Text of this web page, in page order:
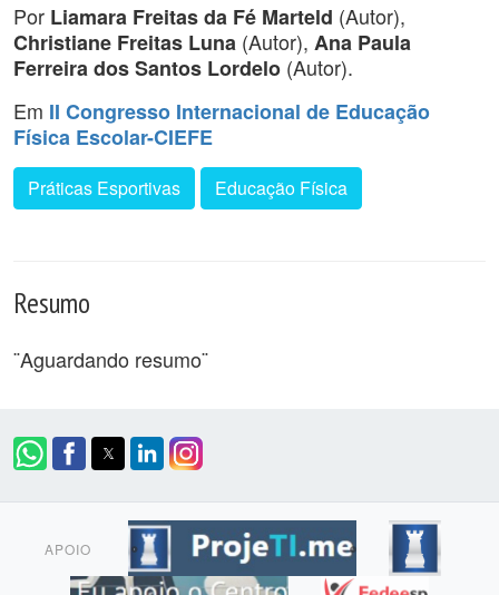
Por Liamara Freitas da Fé Marteld (Autor),
Christiane Freitas Luna (Autor), Ana Paula
Ferreira dos Santos Lordelo (Autor).
Em II Congresso Internacional de Educação
Física Escolar-CIEFE
Práticas Esportivas Educação Física
Resumo
¨Aguardando resumo¨
APOIO